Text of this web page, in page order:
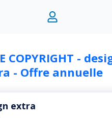
COPYRIGHT -
- Offre annuelle
extra